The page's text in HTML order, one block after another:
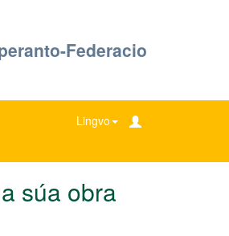
Federacio
Lingvo
súa obra